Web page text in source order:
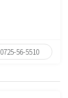
0725-56-5510